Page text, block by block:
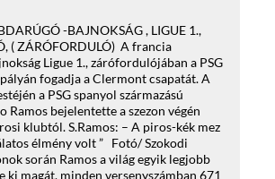
-BAJNOKSÁG , LIGUE 1.,
( ZÁRÓFORDULÓ) A francia
Ligue 1., zárófordulójában a PSG
fogadja a Clermont csapatát. A
a PSG spanyol származású
Ramos bejelentette a szezon végén
klubtól. S.Ramos: – A piros-kék mez
élmény volt ” Fotó/ Szokodi
során Ramos a világ egyik legjobb
ki magát, minden versenyszámban 671